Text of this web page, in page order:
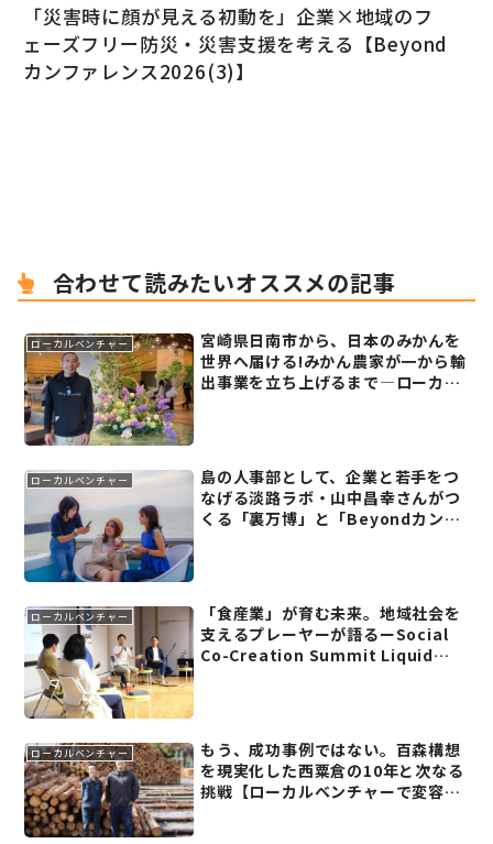
「災害時に顔が見える初動を」企業×地域のフ
ェーズフリー防災・災害支援を考える【Beyond
カンファレンス2026(3)】
合わせて読みたいオススメの記事
ローカルベンチャー
宮崎県日南市から、日本のみかんを
世界へ届ける!みかん農家が一から輸
出事業を立ち上げるまで―ローカル
ローカルベンチャー
島の人事部として、企業と若手をつ
なげる淡路ラボ・山中昌幸さんがつ
くる「裏万博」と「Beyondカンフ
ローカルベンチャー
「食産業」が育む未来。地域社会を
支えるプレーヤーが語るーSocial
Co-Creation Summit Liquid
ローカルベンチャー
もう、成功事例ではない。百森構想
を現実化した西粟倉の10年と次なる
挑戦【ローカルベンチャーで変容す